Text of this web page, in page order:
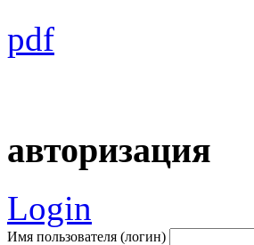
pdf
авторизация
Login
Имя пользователя (логин)